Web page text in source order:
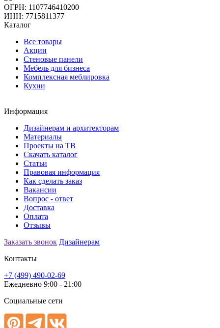
ОГРН: 1107746410200
ИНН: 7715811377
Каталог
Все товары
Акции
Стеновые панели
Мебель для бизнеса
Комплексная меблировка
Кухни
Информация
Дизайнерам и архитекторам
Материалы
Проекты на ТВ
Скачать каталог
Статьи
Правовая информация
Как сделать заказ
Вакансии
Вопрос - ответ
Доставка
Оплата
Отзывы
Заказать звонок Дизайнерам
Контакты
+7 (499) 490-02-69
Ежедневно 9:00 - 21:00
Социальные сети